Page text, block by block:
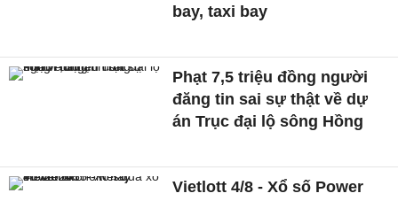
bay, taxi bay
Phạt 7,5 triệu đồng người
đăng tin sai sự thật về dự
án Trục đại lộ sông Hồng
Vietlott 4/8 - Xổ số Power